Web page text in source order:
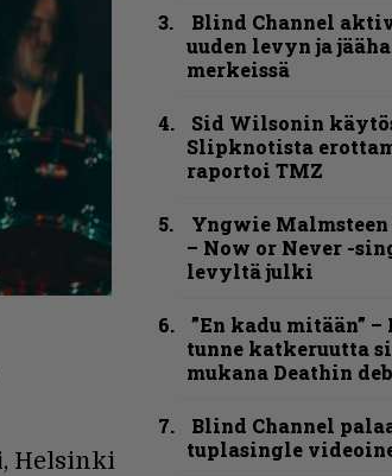
Helsinki
Blind Channel
uuden levyn ja
merkeissä
Sid Wilsonin
Slipknotista
raportoi TMZ
Yngwie
– Now or Never -
levyltä julki
”En kadu mitään” –
tunne katkeruutta
mukana Deathin
Blind Channel
tuplasingle